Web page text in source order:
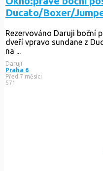
Ducato/Boxer/
Rezervováno Daruji boční
dveří vpravo sundane z
na ...
Daruji
Praha 6
Před 7 měsíci
571